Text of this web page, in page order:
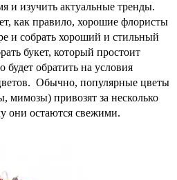
и изучить актуальные тренды.
как правило, хорошие флористы
и собрать хороший и стильный
букет, который простоит
обратить на условия
Обычно, популярные цветы
мимозы) привозят за несколько
они остаются свежими.